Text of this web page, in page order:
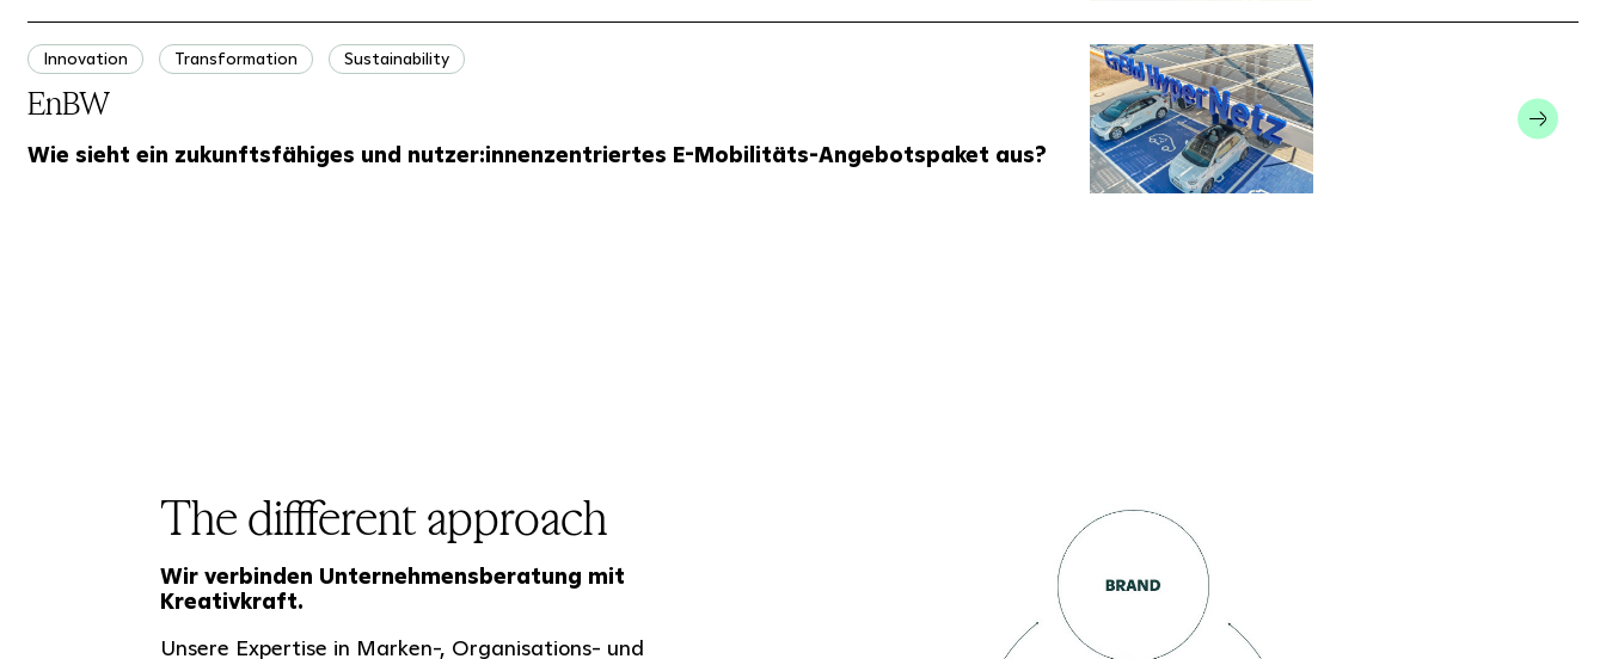
Innovation Transformation Sustainability
EnBW
Wie sieht ein zukunftsfähiges und nutzer:innenzentriertes E-Mobilitäts-Angebotspaket aus?
The diffferent approach
Wir verbinden Unternehmensberatung mit
Kreativkraft.
Unsere Expertise in Marken-, Organisations- und